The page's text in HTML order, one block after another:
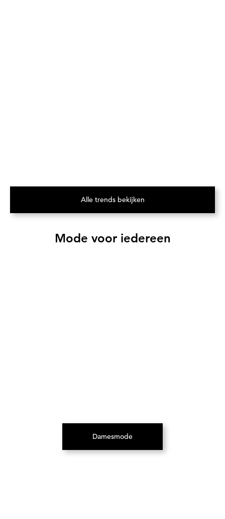
Alle trends bekijken(Opent in een nieuw tabblad)
Mode voor iedereen
Damesmode(Opent in een nieuw tabblad)